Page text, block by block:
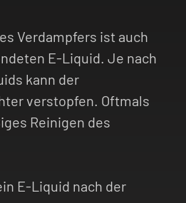
Verdampfers ist auch
E-Liquid. Je nach
kann der
verstopfen. Oftmals
Reinigen des
E-Liquid nach der